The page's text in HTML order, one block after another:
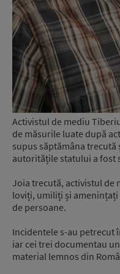
Activistul de mediu
de măsurile luate după
supus săptămâna trecută
autoritățile statului a fost
Joia trecută, activistul de
loviți, umiliți și amenințați
de persoane.
Incidentele s-au petrecut
iar cei trei documentau
material lemnos din